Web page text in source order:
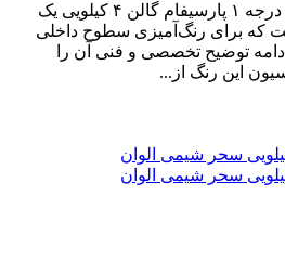
رنگ نیم‌ پلاستیک سفید مات درجه ۱ پارسیفام گالن ۴ کیلویی یک
که برای رنگ‌آمیزی سطوح داخلی
توضیح تخصصی و فنی آن را